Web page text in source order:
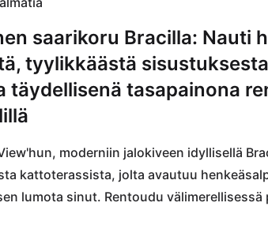
saarikoru Bracilla: Nauti
tyylikkäästä
täydellisenä tasapainona
moderniin jalokiveen idyllisellä
kattoterassista, jolta avautuu
lumota sinut. Rentoudu välimerellisessä
makea elämä läheltä.